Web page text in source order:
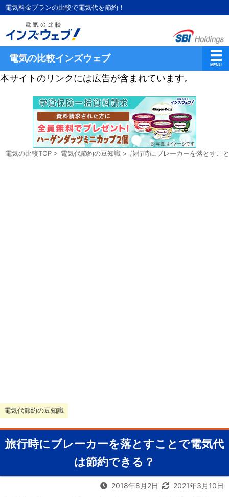
電気料金プランの比較で電気代を節約！
電気の比較インズウェブ
本サイトのリンクには広告が含まれています。
電気の比較TOP > 電気代節約の豆知識 > 旅行時にブレーカーを落とすこ
電気代節約の豆知識
旅行時にブレーカーを落とすことで電気代
は節約できる？
2018年8月2日 2021年3月10日